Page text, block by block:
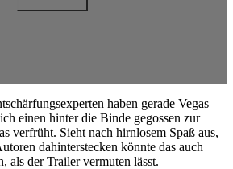
haben gerade Vegas
einen hinter die Binde gegossen zur
verfrüht. Sieht nach hirnlosem Spaß aus,
dahinterstecken könnte das auch
als der Trailer vermuten lässt.